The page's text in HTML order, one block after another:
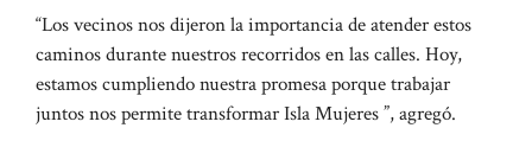
“Los vecinos nos dijeron la importancia de atender estos
caminos durante nuestros recorridos en las calles. Hoy,
estamos cumpliendo nuestra promesa porque trabajar
juntos nos permite transformar Isla Mujeres ”, agregó.